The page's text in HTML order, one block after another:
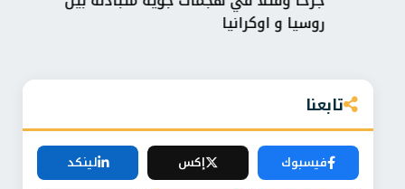
روسيا و اوكرانيا
تابعنا
فيسبوك إكس
لينكد